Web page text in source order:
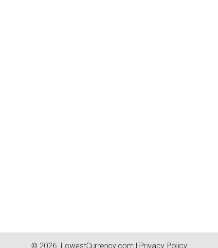
© 2026. LowestCurrency.com | Privacy Policy